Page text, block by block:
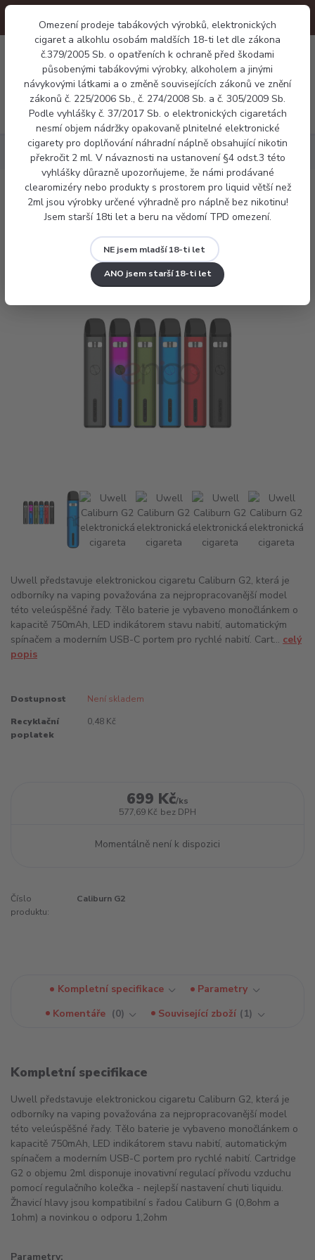
Omezení prodeje tabákových výrobků, elektronických
cigaret a alkohlu osobám maldších 18-ti let dle zákona
č.379/2005 Sb. o opatřeních k ochraně před škodami
působenými tabákovými výrobky, alkoholem a jinými
návykovými látkami a o změně souvisejících zákonů ve znění
zákonů č. 225/2006 Sb., č. 274/2008 Sb. a č. 305/2009 Sb.
Podle vyhlášky č. 37/2017 Sb. o elektronických cigaretách
nesmí objem nádržky opakovaně plnitelné elektronické
cigarety pro doplňování náhradní náplně obsahující nikotin
překročit 2 ml. V návaznosti na ustanovení §4 odst.3 této
vyhlášky důrazně upozorňujeme, že námi prodávané
clearomizéry nebo produkty s prostorem pro liquid větší než
2ml jsou výrobky určené výhradně pro náplně bez nikotinu!
Jsem starší 18ti let a beru na vědomí TPD omezení.
NE jsem mladší 18-ti let
ANO jsem starší 18-ti let
Menu
0 Kč
Uwell Caliburn G2 elektronická cigareta 750mAh
Uwell Caliburn G2 elektronická
cigareta 750mAh
Uwell představuje elektronickou cigaretu Caliburn G2, která je
odborníky na vaping považována za nejpropracovanější model
této veleúspěšné řady. Tělo baterie je vybaveno monočlánkem o
kapacitě 750mAh, LED indikátorem stavu nabití, automatickým
spínačem a moderním USB-C portem pro rychlé nabití. Cart... celý
popis
Dostupnost Není skladem
Recyklační
poplatek
0,48 Kč
699 Kč/ks
577,69 Kč bez DPH
Momentálně není k dispozici
Číslo
produktu:
Caliburn G2
Kompletní specifikace
Parametry
Komentáře
0 Související zboží 1
Kompletní specifikace
Uwell představuje elektronickou cigaretu Caliburn G2, která je
odborníky na vaping považována za nejpropracovanější model
této veleúspěšné řady. Tělo baterie je vybaveno monočlánkem o
kapacitě 750mAh, LED indikátorem stavu nabití, automatickým
spínačem a moderním USB-C portem pro rychlé nabití. Cartridge
G2 o objemu 2ml disponuje inovativní regulací přívodu vzduchu
pomocí regulačního kolečka - nejlepší nastavení chuti liquidu.
Žhavicí hlavy jsou kompatibilní s řadou Caliburn G (0,8ohm a
1ohm) a novinkou o odporu 1,2ohm
Parametry: